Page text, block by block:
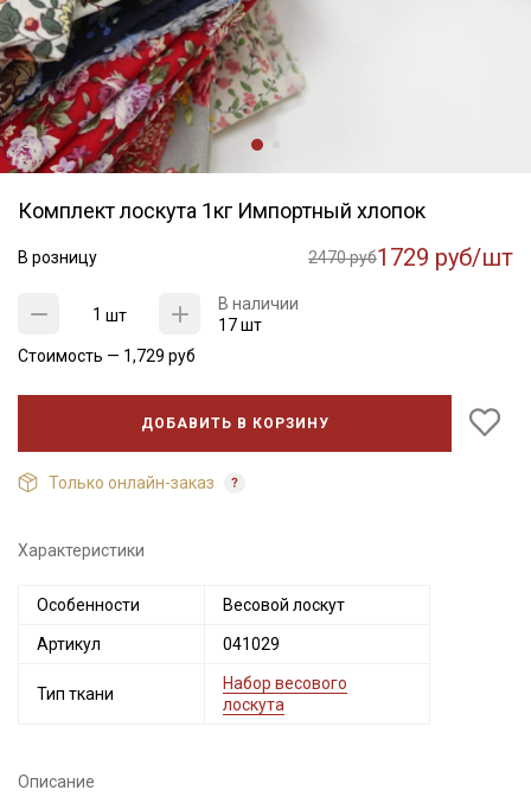
Комплект лоскута 1кг Импортный хлопок
В розницу 2470 руб1729 руб/шт
шт
В наличии
17 шт
Стоимость — 1,729 руб
ДОБАВИТЬ В КОРЗИНУ
Только онлайн-заказ
Характеристики
Особенности Весовой лоскут
Артикул 041029
Тип ткани
Набор весового
лоскута
Описание
Мы публикуем здесь дополнительные
промокоды и скидки до 30% на узкие
категории тканей